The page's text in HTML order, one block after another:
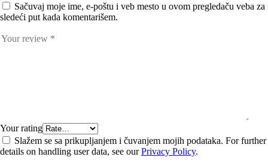
Sačuvaj moje ime, e-poštu i veb mesto u ovom pregledaču veba za
sledeći put kada komentarišem.
Your rating
Slažem se sa prikupljanjem i čuvanjem mojih podataka. For further
details on handling user data, see ourPrivacy Policy.